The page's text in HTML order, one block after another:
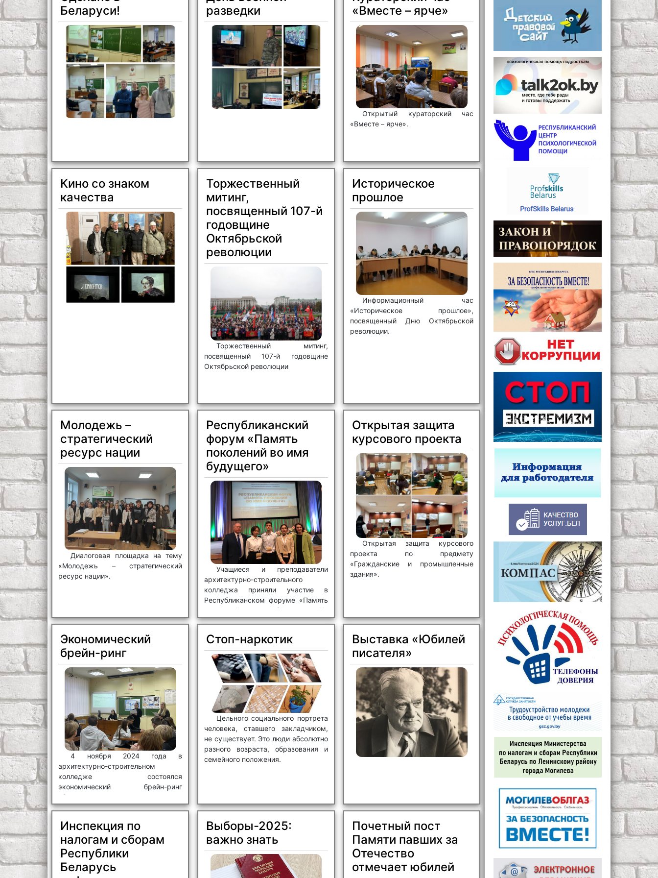
высшего образования «Белорусско-
Российского университет»
состоялась II Международная
олимпиада «BIM-STARS».
компетентности педагогических
работников по развитию
жизнеутверждающего поведения
учащихся.
Беларуси!
разведки
«Вместе – ярче»
Открытый кураторский час
«Вместе – ярче».
Кино со знаком
качества
Торжественный
митинг,
посвященный 107-й
годовщине
Октябрьской
революции
Торжественный митинг,
посвященный 107-й годовщине
Октябрьской революции
Историческое
прошлое
Информационный час
«Историческое прошлое»,
посвященный Дню Октябрьской
революции.
Молодежь –
стратегический
ресурс нации
Диалоговая площадка на тему
«Молодежь – стратегический
ресурс нации».
Республиканский
форум «Память
поколений во имя
будущего»
Учащиеся и преподаватели
архитектурно-строительного
колледжа приняли участие в
Республиканском форуме «Память
поколений во имя будущего». На
форуме были подведены итоги
Открытая защита
курсового проекта
Открытая защита курсового
проекта по предмету
«Гражданские и промышленные
здания».
Экономический
брейн-ринг
4 ноября 2024 года в
архитектурно-строительном
колледже состоялся
экономический брейн-ринг
«Занимательная экономика».
Стоп-наркотик
Цельного социального портрета
человека, ставшего закладчиком,
не существует. Это люди абсолютно
разного возраста, образования и
семейного положения.
Выставка «Юбилей
писателя»
Инспекция по
налогам и сборам
Республики
Беларусь
Выборы-2025:
важно знать
Почетный пост
Памяти павших за
Отечество
отмечает юбилей